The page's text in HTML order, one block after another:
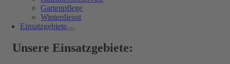
Gartenpflege
Winterdienst
Einsatzgebiete
Unsere Einsatzgebiete: